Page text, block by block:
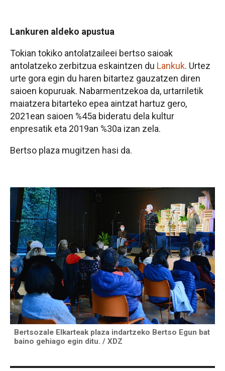
Lankuren aldeko apustua
Tokian tokiko antolatzaileei bertso saioak
antolatzeko zerbitzua eskaintzen du Lankuk. Urtez
urte gora egin du haren bitartez gauzatzen diren
saioen kopuruak. Nabarmentzekoa da, urtarriletik
maiatzera bitarteko epea aintzat hartuz gero,
2021ean saioen %45a bideratu dela kultur
enpresatik eta 2019an %30a izan zela.
Bertso plaza mugitzen hasi da.
Bertsozale Elkarteak plaza indartzeko Bertso Egun bat
baino gehiago egin ditu. / XDZ